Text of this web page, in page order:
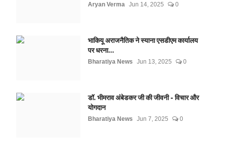
Aryan Verma Jun 14, 2025 0
भाकियू अराजनैतिक ने स्याना एसडीएम कार्यालय
पर धरना...
Bharatiya News Jun 13, 2025 0
डॉ. भीमराव अंबेडकर जी की जीवनी - विचार और
योगदान
Bharatiya News Jun 7, 2025 0